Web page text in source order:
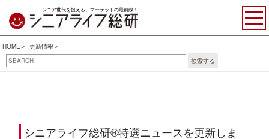
シニア世代を捉える、マーケットの最前線！
HOME
更新情報
検索する
シニアライフ総研®特選ニュースを更新しま